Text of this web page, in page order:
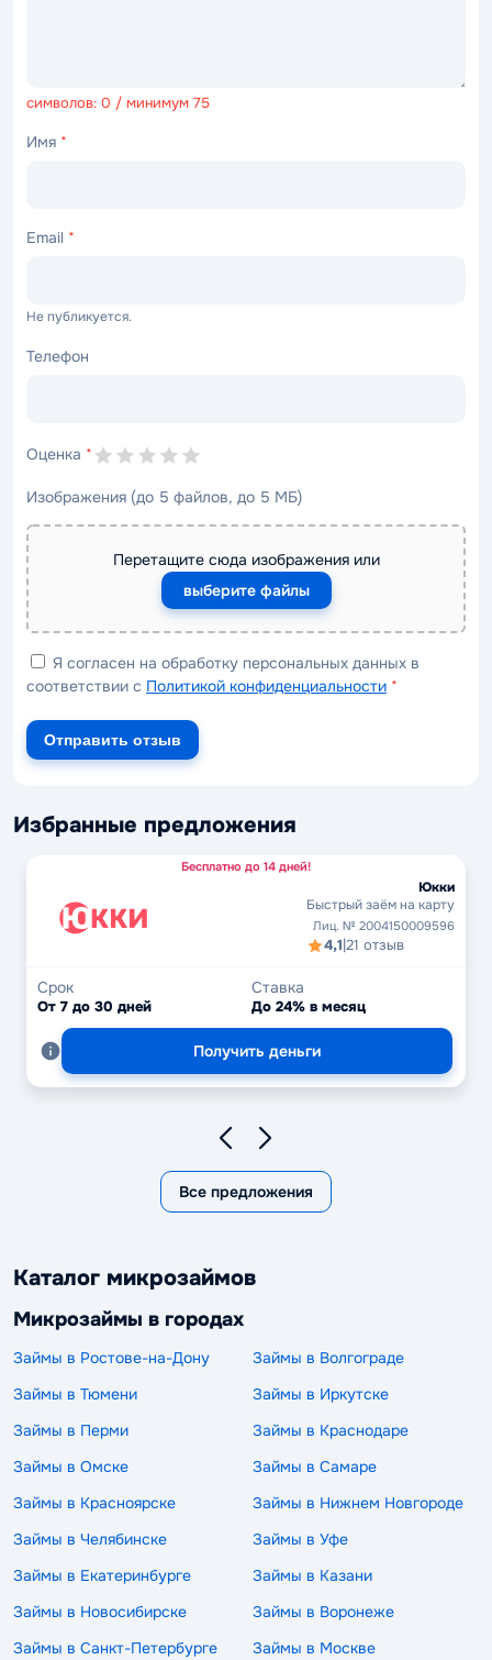
символов: 0 / минимум 75
Имя *
Email *
Не публикуется.
Телефон
Оценка *
Изображения (до 5 файлов, до 5 МБ)
Перетащите сюда изображения или
выберите файлы
Я согласен на обработку персональных данных в
соответствии с Политикой конфиденциальности *
Отправить отзыв
Избранные предложения
Бесплатно до 14 дней!
Юкки
Быстрый заём на карту
Лиц. № 2004150009596
4,1|21 отзыв
Срок
От 7 до 30 дней
Ставка
До 24% в месяц
Получить деньги
Все предложения
Каталог микрозаймов
Микрозаймы в городах
Займы в Ростове-на-Дону
Займы в Волгограде
Займы в Тюмени
Займы в Иркутске
Займы в Перми
Займы в Краснодаре
Займы в Омске
Займы в Самаре
Займы в Красноярске
Займы в Нижнем Новгороде
Займы в Челябинске
Займы в Уфе
Займы в Екатеринбурге
Займы в Казани
Займы в Новосибирске
Займы в Воронеже
Займы в Санкт-Петербурге
Займы в Москве